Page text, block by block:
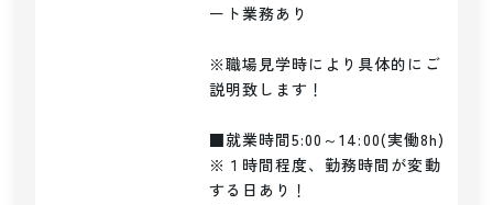
ート業務あり
※職場見学時により具体的にご
説明致します！
■就業時間5:00～14:00(実働8h)
※１時間程度、勤務時間が変動
する日あり！